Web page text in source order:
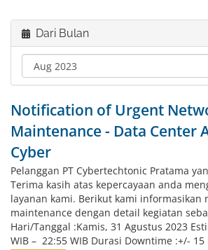
Dari Bulan
Notification of Urgent
Maintenance - Data Center
Cyber
Pelanggan PT Cybertechtonic Pratama
Terima kasih atas kepercayaan anda
layanan kami. Berikut kami informasikan
maintenance dengan detail kegiatan
Hari/Tanggal :Kamis, 31 Agustus 2023
WIB – 22:55 WIB Durasi Downtime :+/-